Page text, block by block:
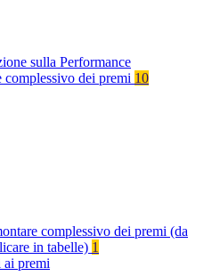
sulla Performance
complessivo dei premi 10
complessivo dei premi (da
in tabelle) 1
premi